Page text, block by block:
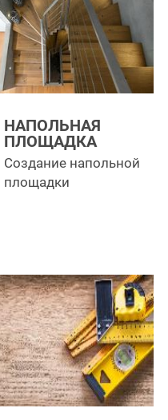
НАПОЛЬНАЯ
ПЛОЩАДКА
Создание напольной
площадки